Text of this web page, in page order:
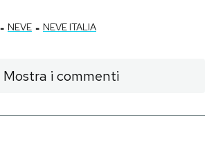
- NEVE - NEVE ITALIA
Mostra i commenti